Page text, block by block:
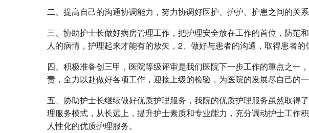
二、提高自己的沟通协调能力，努力协调好医护、护护、护患之间的关
三、协助护士长做好病房管理工作，把护理安全放在工作的首位，防范
人的病情，护理起来才能有的放矢，2、做好与患者的沟通，取得患者
四、积极准备创三甲，医院等级评审是我们医院下一步工作的重点之
责，全力以赴做好各项工作，迎接上级的检验，为医院的发展尽自己的
五、协助护士长继续做好优质护理服务，我院的优质护理服务虽然取得
理服务模式，从长远上，提升护士素质和专业能力，充分调动护士工作
人性化的优质护理服务。